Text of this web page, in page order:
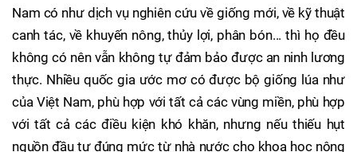
Nam có như dịch vụ nghiên cứu về giống mới, về kỹ thuật
canh tác, về khuyến nông, thủy lợi, phân bón... thì họ đều
không có nên vẫn không tự đảm bảo được an ninh lương
thực. Nhiều quốc gia ước mơ có được bộ giống lúa như
của Việt Nam, phù hợp với tất cả các vùng miền, phù hợp
với tất cả các điều kiện khó khăn, nhưng nếu thiếu hụt
nguồn đầu tư đúng mức từ nhà nước cho khoa học nông